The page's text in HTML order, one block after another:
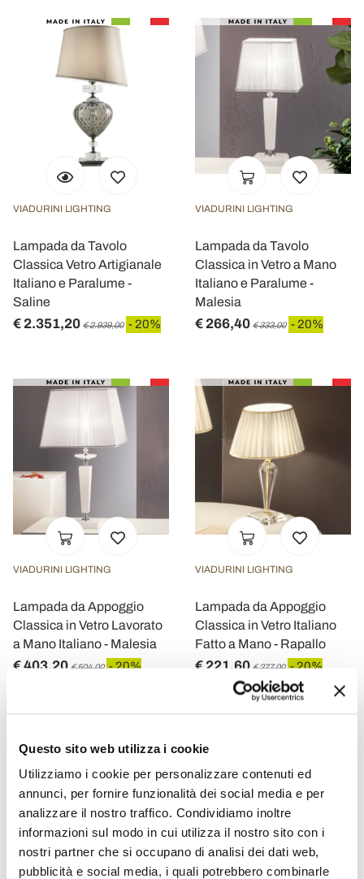
Questo sito web utilizza i cookie
Utilizziamo i cookie per personalizzare contenuti ed
annunci, per fornire funzionalità dei social media e per
analizzare il nostro traffico. Condividiamo inoltre
informazioni sul modo in cui utilizza il nostro sito con i
nostri partner che si occupano di analisi dei dati web,
pubblicità e social media, i quali potrebbero combinarle
VIADURINI LIGHTING
Lampada da Tavolo
Classica Vetro Artigianale
Italiano e Paralume -
Saline
€ 2.351,20 € 2.939,00 - 20%
VIADURINI LIGHTING
Lampada da Tavolo
Classica in Vetro a Mano
Italiano e Paralume -
Malesia
€ 266,40 € 333,00 - 20%
VIADURINI LIGHTING
Lampada da Appoggio
Classica in Vetro Lavorato
a Mano Italiano - Malesia
€ 403,20 € 504,00 - 20%
VIADURINI LIGHTING
Lampada da Appoggio
Classica in Vetro Italiano
Fatto a Mano - Rapallo
€ 221,60 € 277,00 - 20%